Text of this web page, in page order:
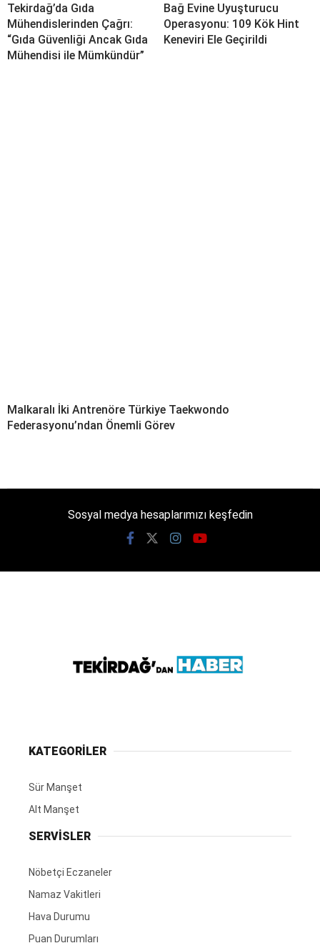
Tekirdağ’da Gıda
Mühendislerinden Çağrı:
“Gıda Güvenliği Ancak Gıda
Mühendisi ile Mümkündür”
Bağ Evine Uyuşturucu
Operasyonu: 109 Kök Hint
Keneviri Ele Geçirildi
Malkaralı İki Antrenöre Türkiye Taekwondo
Federasyonu’ndan Önemli Görev
Sosyal medya hesaplarımızı keşfedin
KATEGORİLER
Sür Manşet
Alt Manşet
SERVİSLER
Nöbetçi Eczaneler
Namaz Vakitleri
Hava Durumu
Puan Durumları